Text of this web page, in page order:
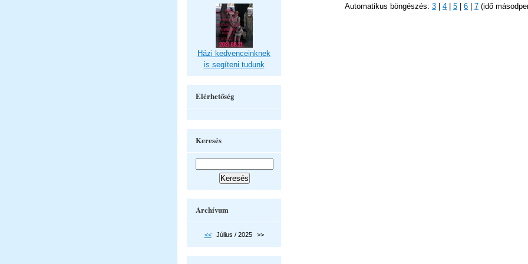
Automatikus böngészés: 3 4 5 6 7 (idő
Házi kedvenceinknek
is segíteni tudunk
Elérhetőség
Keresés
Archívum
<< Július / 2025 >>